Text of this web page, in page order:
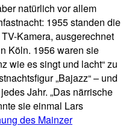
natürlich vor allem
1955 standen die
Kamera, ausgerechnet
Köln. 1956 waren sie
wie es singt und lacht“ zu
„Bajazz“ – und
Jahr. „Das närrische
sie einmal Lars
des Mainzer